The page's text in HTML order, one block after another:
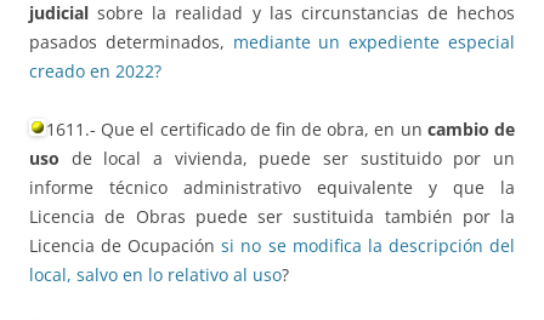
judicial sobre la realidad y las circunstancias de hechos
pasados determinados, mediante un expediente especial
creado en 2022?
1611.- Que el certificado de fin de obra, en un cambio de
uso de local a vivienda, puede ser sustituido por un
informe técnico administrativo equivalente y que la
Licencia de Obras puede ser sustituida también por la
Licencia de Ocupaciónsi no se modifica la descripción del
local, salvo en lo relativo al uso?